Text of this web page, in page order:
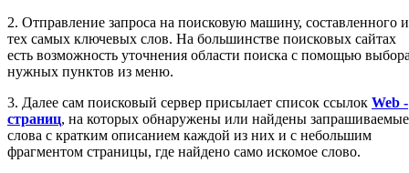
2. Отправление запроса на поисковую машину, составленного
тех самых ключевых слов. На большинстве поисковых сайтах
есть возможность уточнения области поиска с помощью
нужных пунктов из меню.
3. Далее сам поисковый сервер присылает список ссылок Web -
страниц, на которых обнаружены или найдены запрашиваемые
слова с кратким описанием каждой из них и с небольшим
фрагментом страницы, где найдено само искомое слово.